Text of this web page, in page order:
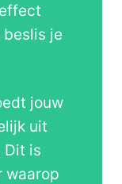
je
jouw
uit
Dit is
waarop